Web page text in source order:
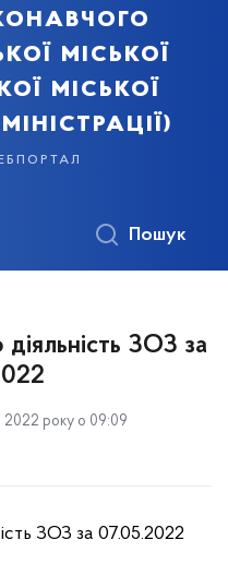
міської
міської
Пошук
ЗОЗ за
2022 року о 09:09
ЗОЗ за 07.05.2022